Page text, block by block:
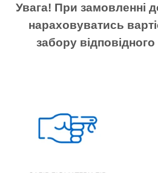
Увага! При замовленні
нараховуватись
забору відповідного